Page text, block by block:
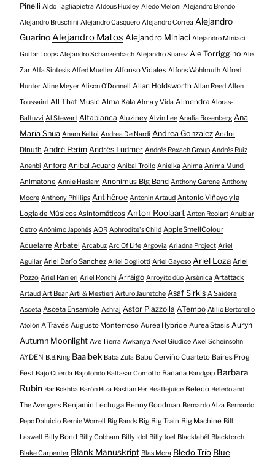
Pinelli Aldo Tagliapietra Aldous Huxley Aledo Meloni Alejandro Brondo
Alejandro Bruschini Alejandro Casquero Alejandro Correa Alejandro
GuarinoAlejandro Matos Alejandro Miniaci Alejandro Miniaci
Guitar Loops Alejandro Schanzenbach Alejandro Suarez Ale Torriggino Ale
Zar Alfa Sintesis Alfed Mueller Alfonso Vidales Alfons Wohlmuth Alfred
Hunter Aline Meyer Alison O​’​Donnell Allan Holdsworth Allan Reed Allen
Toussaint All That Music Alma Kala Alma y Vida Almendra Aloras-
Baltuzzi Al Stewart Altablanca Aluziney Alvin Lee Analía Rosenberg Ana
María Shua Anam Keltoi Andrea De Nardi Andrea Gonzalez Andre
Dinuth André Perim Andrés Ludmer Andrés Rexach Group Andrés Ruiz
Anenbi Anfora Anibal Acuaro Anibal Troilo Anielka Anima Anima Mundi
Animatone Annie Haslam Anonimus Big Band Anthony Garone Anthony
Moore Anthony Phillips Antihéroe Antonin Artaud Antonio Viñayo y la
Logia de Músicos Asintomáticos Anton Roolaart Anton Roolart Anublar
Cetro Anónimo Japonés AOR Aphrodite's Child AppleSmellColour
Aquelarre Arbatel Arcabuz Arc Of Life Argovia Ariadna Project Ariel
Aguilar Ariel Darío Sanchez Ariel Dogliotti Ariel Gayoso Ariel Loza Ariel
Pozzo Ariel Ranieri Ariel Ronchi Arraigo Arroyito dúo Arsénica Artattack
Artaud Art Bear Arti & Mestieri Arturo Jauretche Asaf Sirkis A Saidera
Asceta Asceta Ensamble Ashraj Astor Piazzolla ATempo Atilio Bertorello
Atolón A Través Augusto Monterroso Aurea Hybride Aurea Stasis Auryn
Autumn Moonlight Ave Tierra Awkanya Axel Giudice Axel Scheinsohn
AYDEN B.B.King Baalbek Baba Zula Babu Cerviño Cuarteto Baires Prog
Fest Bajo Cuerda Bajofondo Baltasar Comotto Banana Bandgap Barbara
Rubin Bar Kokhba Barón Biza Bastian Per Beatlejuice Beledo Beledo and
The Avengers Benjamin Lechuga Benny Goodman Bernardo Alza Bernardo
Pepo Daluicio Bernie Worrell Big Bands Big Big Train Big Machine Bill
Laswell Billy Bond Billy Cobham Billy Idol Billy Joel Blacklabél Blacktorch
Blake Carpenter Blank Manuskript Blas Mora Bledo Trío Blue